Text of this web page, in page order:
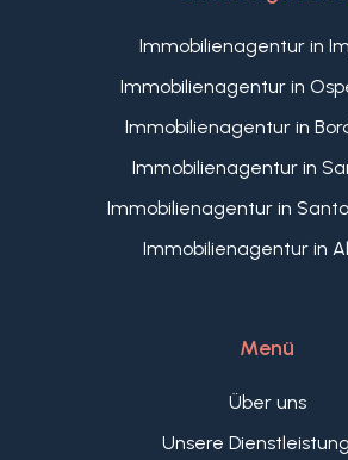
Immobilienagentur in
Immobilienagentur in
Immobilienagentur in
Immobilienagentur in
Immobilienagentur in
Immobilienagentur in
Menü
Über uns
Unsere